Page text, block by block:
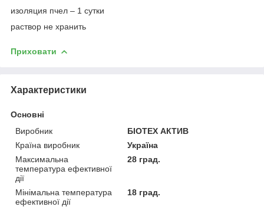
изоляция пчел – 1 сутки
раствор не хранить
Приховати
Характеристики
Основні
Виробник
БІОТЕХ АКТИВ
Країна виробник
Україна
Максимальна
температура ефективної
дії
28 град.
Мінімальна температура
ефективної дії
18 град.